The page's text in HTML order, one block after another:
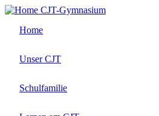
Direkt
Inhalt
CJT-Gymnasium
Home
Unser CJT
Schulfamilie